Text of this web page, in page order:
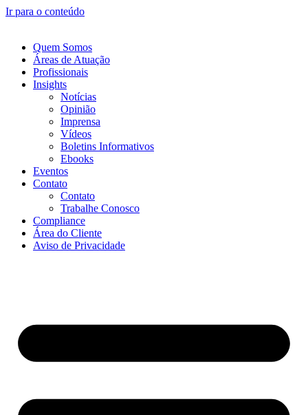
Ir para o conteúdo
Quem Somos
Áreas de Atuação
Profissionais
Insights
Notícias
Opinião
Imprensa
Vídeos
Boletins Informativos
Ebooks
Eventos
Contato
Contato
Trabalhe Conosco
Compliance
Área do Cliente
Aviso de Privacidade